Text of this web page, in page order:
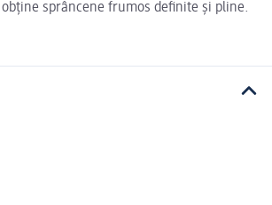
sprâncene frumos definite și pline.